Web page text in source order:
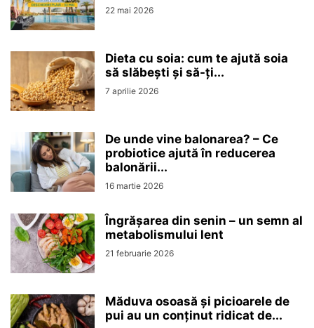
22 mai 2026
Dieta cu soia: cum te ajută soia
să slăbești și să-ți...
7 aprilie 2026
De unde vine balonarea? – Ce
probiotice ajută în reducerea
balonării...
16 martie 2026
Îngrășarea din senin – un semn al
metabolismului lent
21 februarie 2026
Măduva osoasă și picioarele de
pui au un conținut ridicat de...